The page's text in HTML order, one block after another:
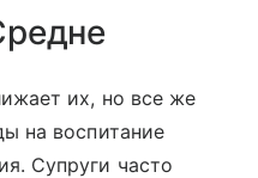
их, но все же
на воспитание
Супруги часто